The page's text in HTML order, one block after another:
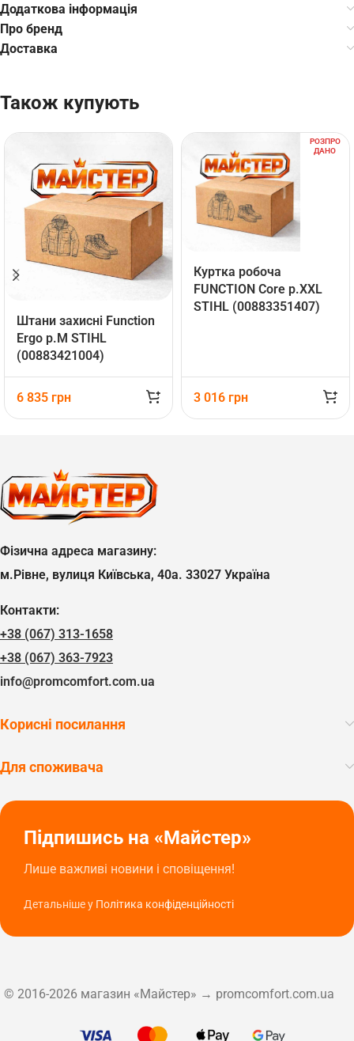
Додаткова інформація
Про бренд
Доставка
Також купують
Штани захисні Function
Ergo р.М STIHL
(00883421004)
6 835 грн
РОЗПРО
ДАНО
Куртка робоча
FUNCTION Core р.ХХL
STIHL (00883351407)
3 016 грн
Фізична адреса магазину:
м.Рівне, вулиця Київська, 40а. 33027 Україна
Контакти:
+38 (067) 313-1658
+38 (067) 363-7923
info@promcomfort.com.ua
Корисні посилання
Для споживача
Підпишись на «Майстер»
Лише важливі новини і сповіщення!
Детальніше у Політика конфіденційності
© 2016-2026 магазин «Майстер» → promcomfort.com.ua